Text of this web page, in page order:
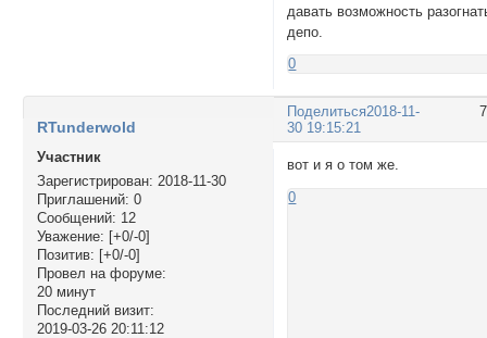
давать возможность
депо.
0
Поделиться2018-11-
30 19:15:21
RTunderwold
Участник
Зарегистрирован: 2018-11-30
Приглашений: 0
Сообщений: 12
Уважение: [+0/-0]
Позитив: [+0/-0]
Провел на форуме:
20 минут
Последний визит:
2019-03-26 20:11:12
вот и я о том же.
0